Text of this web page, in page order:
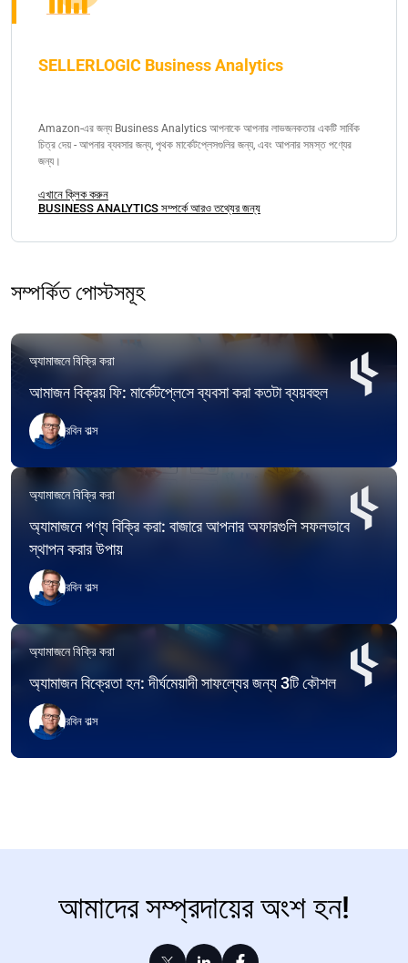
SELLERLOGIC Business Analytics
Amazon-এর জন্য Business Analytics আপনাকে আপনার লাভজনকতার একটি সার্বিক
চিত্র দেয় - আপনার ব্যবসার জন্য, পৃথক মার্কেটপ্লেসগুলির জন্য, এবং আপনার সমস্ত পণ্যের
জন্য।
এখানে ক্লিক করুন
BUSINESS ANALYTICS সম্পর্কে আরও তথ্যের জন্য
সম্পর্কিত পোস্টসমূহ
অ্যামাজনে বিক্রি করা
আমাজন বিক্রয় ফি: মার্কেটপ্লেসে ব্যবসা করা কতটা ব্যয়বহুল
রবিন বাল্স
অ্যামাজনে বিক্রি করা
অ্যামাজনে পণ্য বিক্রি করা: বাজারে আপনার অফারগুলি সফলভাবে
স্থাপন করার উপায়
রবিন বাল্স
অ্যামাজনে বিক্রি করা
অ্যামাজন বিক্রেতা হন: দীর্ঘমেয়াদী সাফল্যের জন্য 3টি কৌশল
রবিন বাল্স
আমাদের সম্প্রদায়ের অংশ হন!